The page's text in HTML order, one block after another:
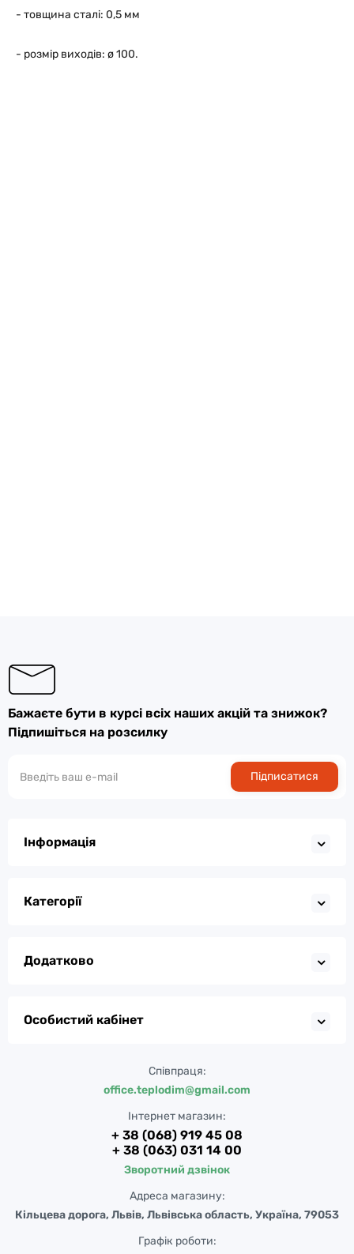
- товщина сталі: 0,5 мм
- розмір виходів: ø 100.
Бажаєте бути в курсі всіх наших акцій та знижок?
Підпишіться на розсилку
Підписатися
Інформація
Категорії
Додатково
Особистий кабінет
Співпраця:
office.teplodim@gmail.com
Інтернет магазин:
+ 38 (068) 919 45 08
+ 38 (063) 031 14 00
Зворотний дзвінок
Адреса магазину:
Кільцева дорога, Львів, Львівська область, Україна, 79053
Графік роботи: